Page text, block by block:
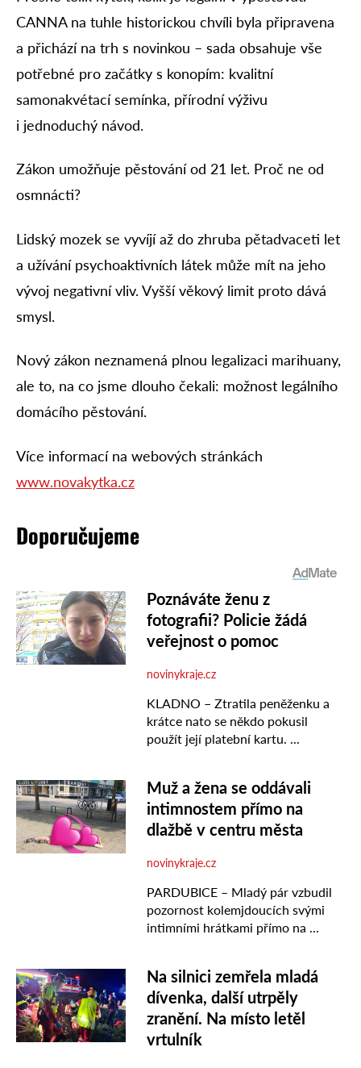
CANNA na tuhle historickou chvíli byla připravena
a přichází na trh s novinkou – sada obsahuje vše
potřebné pro začátky s konopím: kvalitní
samonakvétací semínka, přírodní výživu
i jednoduchý návod.
Zákon umožňuje pěstování od 21 let. Proč ne od
osmnácti?
Lidský mozek se vyvíjí až do zhruba pětadvaceti let
a užívání psychoaktivních látek může mít na jeho
vývoj negativní vliv. Vyšší věkový limit proto dává
smysl.
Nový zákon neznamená plnou legalizaci marihuany,
ale to, na co jsme dlouho čekali: možnost legálního
domácího pěstování.
Více informací na webových stránkách
www.novakytka.cz
Doporučujeme